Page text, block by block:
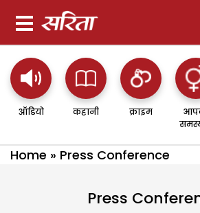
ऑडियो कहानी क्राइम
Home » Press Conference
Press